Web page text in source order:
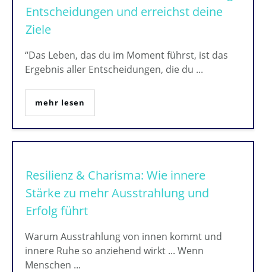
Entscheidungen und erreichst deine
Ziele
“Das Leben, das du im Moment führst, ist das
Ergebnis aller Entscheidungen, die du ...
mehr lesen
Resilienz & Charisma: Wie innere
Stärke zu mehr Ausstrahlung und
Erfolg führt
Warum Ausstrahlung von innen kommt und
innere Ruhe so anziehend wirkt ... Wenn
Menschen ...